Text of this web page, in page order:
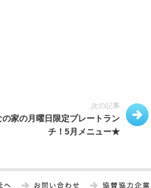
次の記事
の家の月曜日限定プレートラン
チ！5月メニュー★